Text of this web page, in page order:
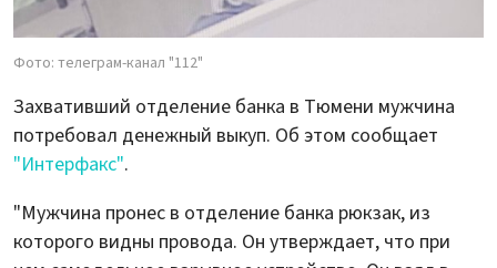
Фото: телеграм-канал "112"
Захвативший отделение банка в Тюмени мужчина
потребовал денежный выкуп. Об этом сообщает
"Интерфакс".
"Мужчина пронес в отделение банка рюкзак, из
которого видны провода. Он утверждает, что при